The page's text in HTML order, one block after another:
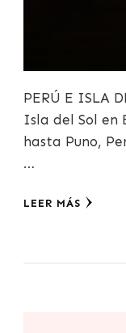
PERÚ E ISLA
Isla del Sol en
hasta Puno,
…
LEER MÁS